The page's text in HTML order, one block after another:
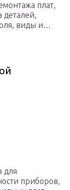
плат,
деталей,
виды и…
для
приборов,